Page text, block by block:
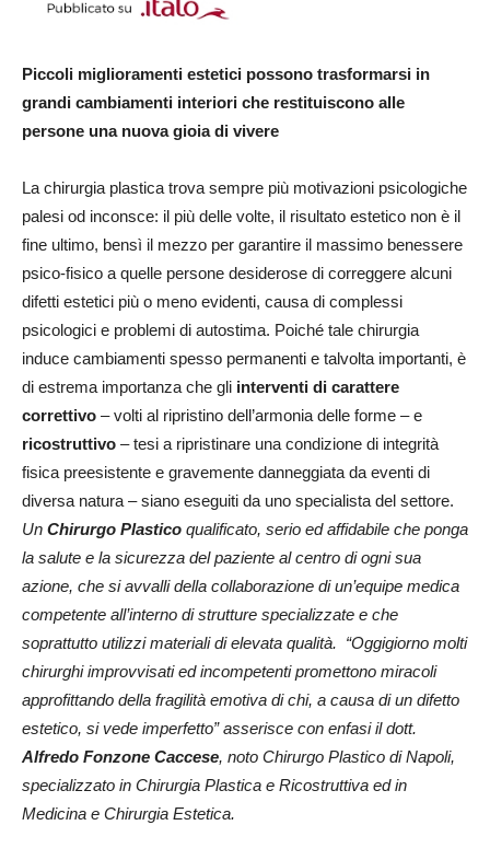
Piccoli miglioramenti estetici possono trasformarsi in
grandi cambiamenti interiori che restituiscono alle
persone una nuova gioia di vivere
La chirurgia plastica trova sempre più motivazioni psicologiche
palesi od inconsce: il più delle volte, il risultato estetico non è il
fine ultimo, bensì il mezzo per garantire il massimo benessere
psico-fisico a quelle persone desiderose di correggere alcuni
difetti estetici più o meno evidenti, causa di complessi
psicologici e problemi di autostima. Poiché tale chirurgia
induce cambiamenti spesso permanenti e talvolta importanti, è
di estrema importanza che gli interventi di carattere
correttivo – volti al ripristino dell’armonia delle forme – e
ricostruttivo – tesi a ripristinare una condizione di integrità
fisica preesistente e gravemente danneggiata da eventi di
diversa natura – siano eseguiti da uno specialista del settore.
Un Chirurgo Plastico qualificato, serio ed affidabile che ponga
la salute e la sicurezza del paziente al centro di ogni sua
azione, che si avvalli della collaborazione di un’equipe medica
competente all’interno di strutture specializzate e che
soprattutto utilizzi materiali di elevata qualità. “Oggigiorno molti
chirurghi improvvisati ed incompetenti promettono miracoli
approfittando della fragilità emotiva di chi, a causa di un difetto
estetico, si vede imperfetto” asserisce con enfasi il dott.
Alfredo Fonzone Caccese, noto Chirurgo Plastico di Napoli,
specializzato in Chirurgia Plastica e Ricostruttiva ed in
Medicina e Chirurgia Estetica.